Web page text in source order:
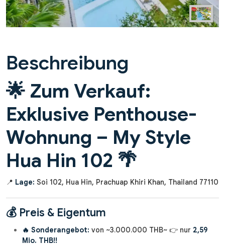
Beschreibung
🌟 Zum Verkauf:
Exklusive Penthouse-
Wohnung – My Style
Hua Hin 102 🌴
📍 Lage: Soi 102, Hua Hin, Prachuap Khiri Khan, Thailand 77110
💰 Preis & Eigentum
🔥 Sonderangebot: von ~3.000.000 THB~ 👉 nur 2,59
Mio. THB!!